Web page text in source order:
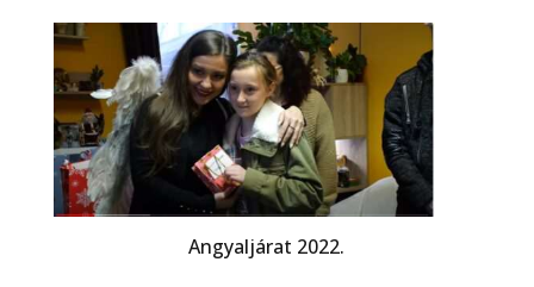
Angyaljárat 2022.